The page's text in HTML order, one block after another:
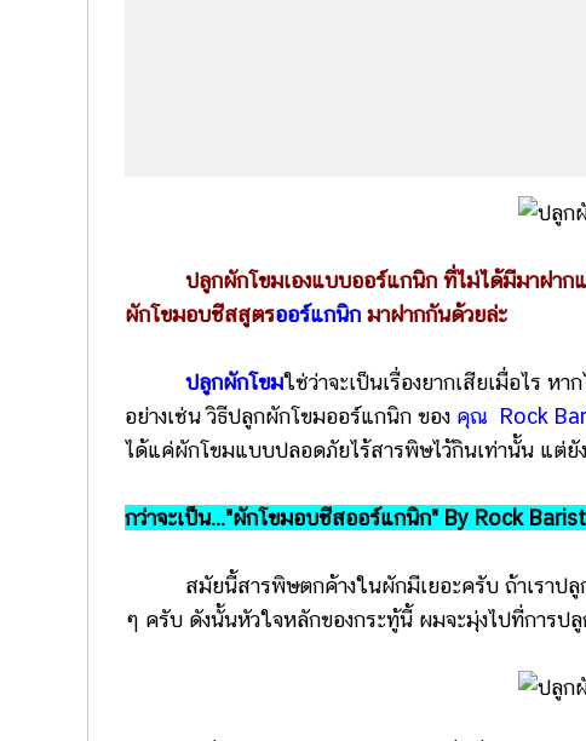
ปลูกผักโขมเองแบบออร์แกนิก ที่ไม่ได้มีมาฝาก
ผักโขมอบชีสสูตรออร์แกนิก มาฝากกันด้วยล่ะ
ปลูกผักโขมใช่ว่าจะเป็นเรื่องยากเสียเมื่อไร ห
อย่างเช่น วิธีปลูกผักโขมออร์แกนิก ของ คุณ Rock
ได้แค่ผักโขมแบบปลอดภัยไร้สารพิษไว้กินเท่านั้น แต่ยั
กว่าจะเป็น..."ผักโขมอบชีสออร์แกนิก" By Rock
สมัยนี้สารพิษตกค้างในผักมีเยอะครับ ถ้าเราปลู
ๆ ครับ ดังนั้นหัวใจหลักของกระทู้นี้ ผมจะมุ่งไปที่การ